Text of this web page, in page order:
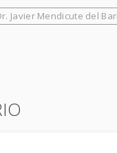
Javier Mendicute del